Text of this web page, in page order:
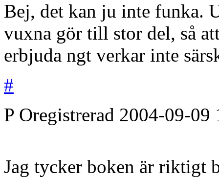
Bej, det kan ju inte funka.
vuxna gör till stor del, så
erbjuda ngt verkar inte
#
P Oregistrerad 2004-09-09
Jag tycker boken är riktigt